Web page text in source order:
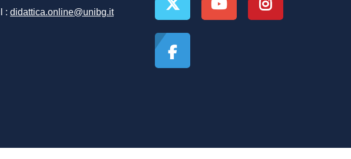
: didattica.online@unibg.it